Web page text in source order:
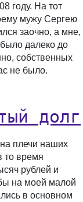
году. На тот
мужу Сергею
заочно, а мне,
было далеко до
собственных
не было.
долг
плечи наших
то время
рублей и
на моей малой
в основном